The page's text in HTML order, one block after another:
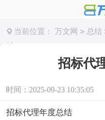
当前位置： 万文网 > 总结
结
招标代
时间：2025-09-23 10:35:05
招标代理年度总结